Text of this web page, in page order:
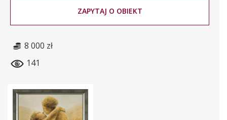
ZAPYTAJ O OBIEKT
8 000 zł
141